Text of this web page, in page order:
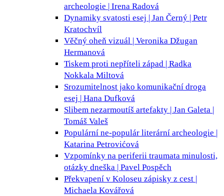
archeologie | Irena Radová
Dynamiky svatosti esej | Jan Černý | Petr
Kratochvíl
Věčný oheň vizuál | Veronika Džugan
Hermanová
Tiskem proti nepříteli západ | Radka
Nokkala Miltová
Srozumitelnost jako komunikační droga
esej | Hana Dufková
Slibem nezarmoutíš artefakty | Jan Galeta |
Tomáš Valeš
Populární ne-populár literární archeologie |
Katarina Petrovićová
Vzpomínky na periferii traumata minulosti,
otázky dneška | Pavel Pospěch
Překvapení v Koloseu zápisky z cest |
Michaela Kovářová